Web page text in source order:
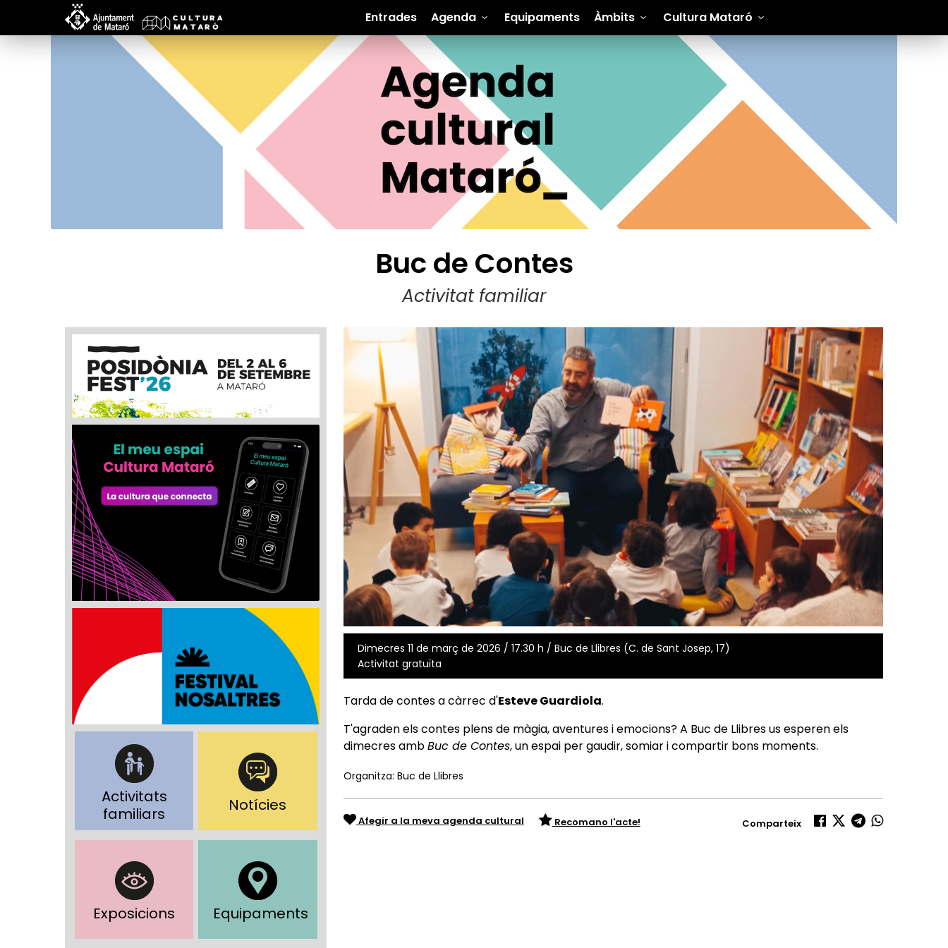
Entrades Agenda Equipaments Àmbits Cultura Mataró
Buc de Contes
Activitat familiar
Activitats
familiars
Notícies
Exposicions Equipaments
Dimecres 11 de març de 2026 / 17.30 h / Buc de Llibres (C. de Sant Josep, 17)
Activitat gratuïta
Tarda de contes a càrrec d'Esteve Guardiola.
T'agraden els contes plens de màgia, aventures i emocions? A Buc de Llibres us esperen els
dimecres ambBuc de Contes, un espai per gaudir, somiar i compartir bons moments.
Organitza: Buc de Llibres
Afegir a la meva agenda cultural Recomano l'acte! Comparteix